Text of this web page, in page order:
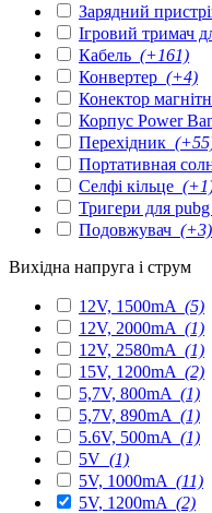
Зарядний
Ігровий тримач
Кабель (+161)
Конвертер (+4)
Конектор
Корпус Power
Перехідник
Портативная
Селфі кільце
Тригери для pubg
Подовжувач (+3)
Вихідна напруга і струм
12V, 1500mA (5)
12V, 2000mA (1)
12V, 2580mA (1)
15V, 1200mA (2)
5,7V, 800mA (1)
5,7V, 890mA (1)
5.6V, 500mA (1)
5V (1)
5V, 1000mA (11)
5V, 1200mA (2)